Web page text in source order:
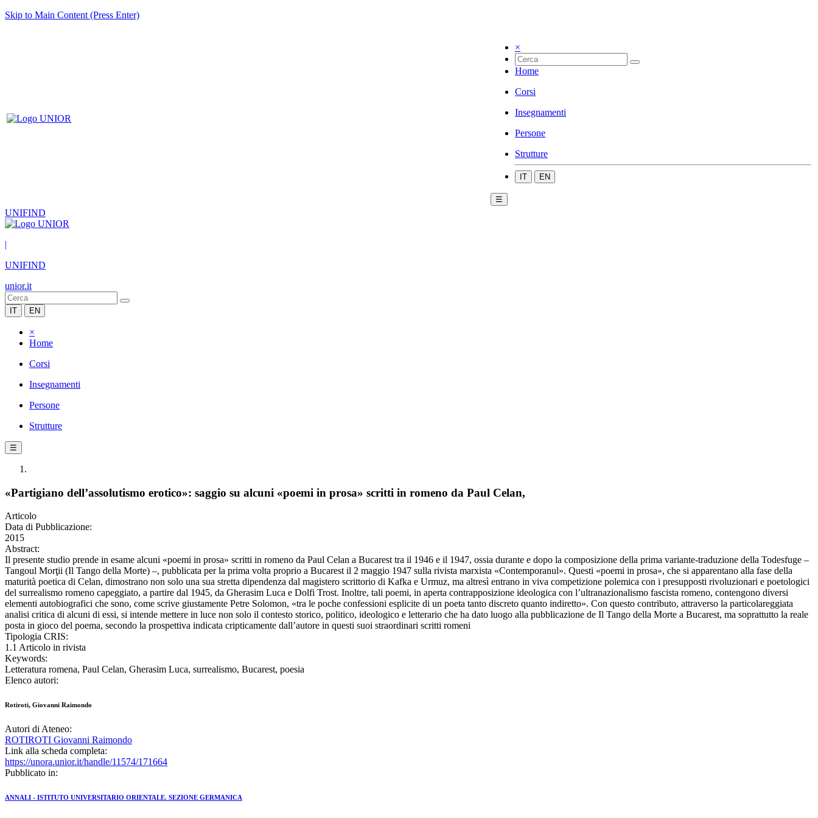
Skip to Main Content (Press Enter)
×
Home
Corsi
Insegnamenti
Persone
Strutture
IT EN
☰
UNIFIND
|
UNIFIND
unior.it
IT EN
×
Home
Corsi
Insegnamenti
Persone
Strutture
☰
«Partigiano dell’assolutismo erotico»: saggio su alcuni «poemi in prosa» scritti in romeno da Paul Celan,
Articolo
Data di Pubblicazione:
2015
Abstract:
Il presente studio prende in esame alcuni «poemi in prosa» scritti in romeno da Paul Celan a Bucarest tra il 1946 e il 1947, ossia durante e dopo la composizione della prima variante-traduzione della Todesfuge –
Tangoul Morţii (Il Tango della Morte) –, pubblicata per la prima volta proprio a Bucarest il 2 maggio 1947 sulla rivista marxista «Contemporanul». Questi «poemi in prosa», che si apparentano alla fase della
maturità poetica di Celan, dimostrano non solo una sua stretta dipendenza dal magistero scrittorio di Kafka e Urmuz, ma altresì entrano in viva competizione polemica con i presupposti rivoluzionari e poetologici
del surrealismo romeno capeggiato, a partire dal 1945, da Gherasim Luca e Dolfi Trost. Inoltre, tali poemi, in aperta contrapposizione ideologica con l’ultranazionalismo fascista romeno, contengono diversi
elementi autobiografici che sono, come scrive giustamente Petre Solomon, «tra le poche confessioni esplicite di un poeta tanto discreto quanto indiretto». Con questo contributo, attraverso la particolareggiata
analisi critica di alcuni di essi, si intende mettere in luce non solo il contesto storico, politico, ideologico e letterario che ha dato luogo alla pubblicazione de Il Tango della Morte a Bucarest, ma soprattutto la reale
posta in gioco del poema, secondo la prospettiva indicata cripticamente dall’autore in questi suoi straordinari scritti romeni
Tipologia CRIS:
1.1 Articolo in rivista
Keywords:
Letteratura romena, Paul Celan, Gherasim Luca, surrealismo, Bucarest, poesia
Elenco autori:
Rotiroti, Giovanni Raimondo
Autori di Ateneo:
ROTIROTI Giovanni Raimondo
Link alla scheda completa:
https://unora.unior.it/handle/11574/171664
Pubblicato in:
ANNALI - ISTITUTO UNIVERSITARIO ORIENTALE. SEZIONE GERMANICA